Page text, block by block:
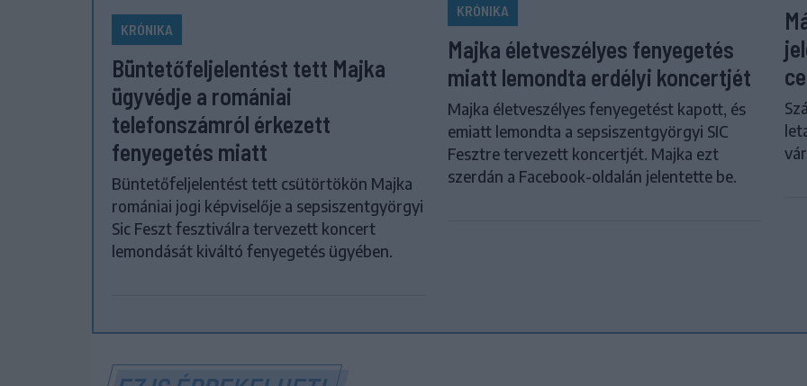
KRÓNIKA
Büntetőfeljelentést tett Majka
ügyvédje a romániai
telefonszámról érkezett
fenyegetés miatt
Büntetőfeljelentést tett csütörtökön Majka
romániai jogi képviselője a sepsiszentgyörgyi
Sic Feszt fesztiválra tervezett koncert
lemondását kiváltó fenyegetés ügyében.
KRÓNIKA
Majka életveszélyes fenyegetés
miatt lemondta erdélyi koncertjét
Majka életveszélyes fenyegetést kapott, és
emiatt lemondta a sepsiszentgyörgyi SIC
Fesztre tervezett koncertjét. Majka ezt
szerdán a Facebook-oldalán jelentette be.